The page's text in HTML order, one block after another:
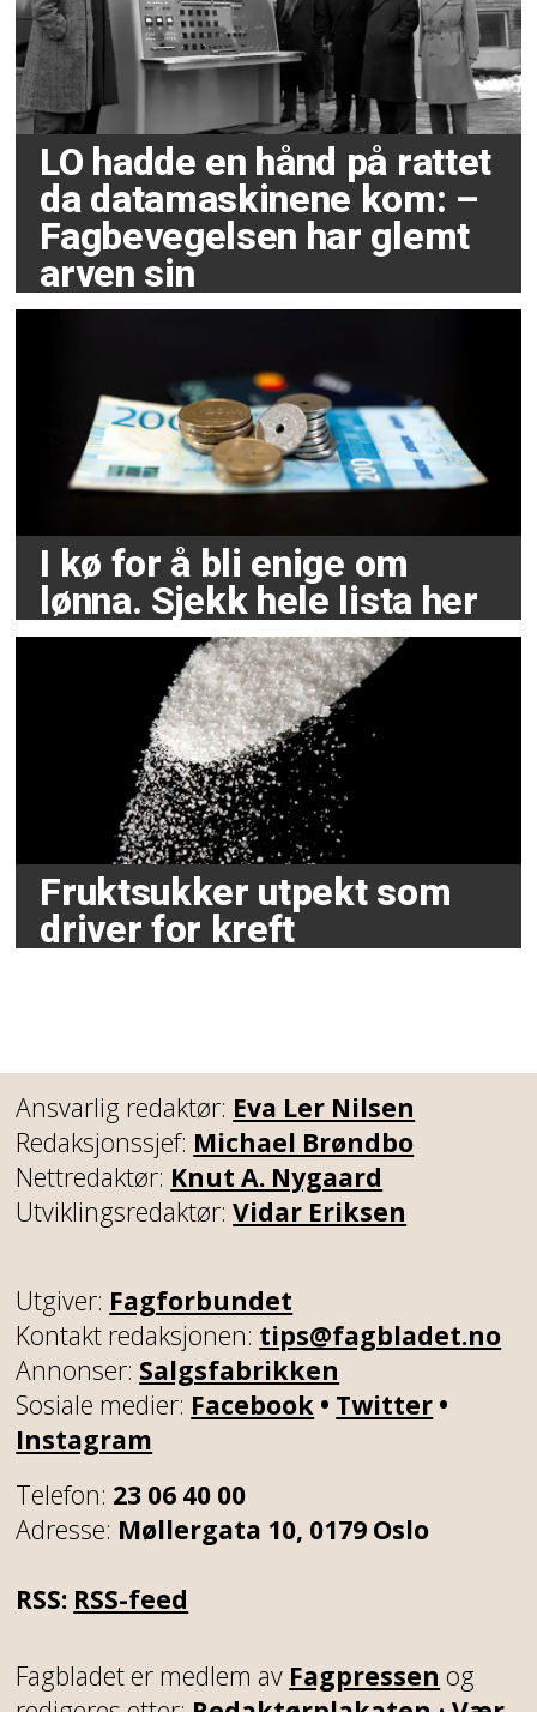
LO hadde en hånd på rattet
da datamaskinene kom: –
Fagbevegelsen har glemt
arven sin
I kø for å bli enige om
lønna. Sjekk hele lista her
Fruktsukker utpekt som
driver for kreft
Ansvarlig redaktør: Eva Ler Nilsen
Redaksjonssjef: Michael Brøndbo
Nettredaktør: Knut A. Nygaard
Utviklingsredaktør:Vidar Eriksen
Utgiver: Fagforbundet
Kontakt redaksjonen: tips@fagbladet.no
Annonser: Salgsfabrikken
Sosiale medier: Facebook • Twitter •
Instagram
Telefon: 23 06 40 00
Adresse: Møllergata 10, 0179 Oslo
RSS: RSS-feed
Fagbladet er medlem av Fagpressen og